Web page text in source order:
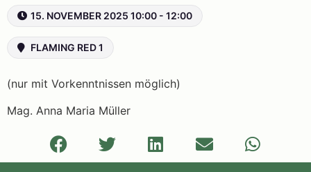
15. NOVEMBER 2025 10:00 - 12:00
FLAMING RED 1
(nur mit Vorkenntnissen möglich)
Mag. Anna Maria Müller